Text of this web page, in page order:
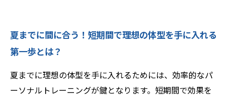
健康習慣で挫折しないコツ
成果を最大化！夏本番に向けて無理なく続ける
パーソナルトレーニング成功ストーリー
科学的根拠に基づく短期間健康法とは？パーソ
夏までに間に合う！短期間で理想の体型を手に入れる
第一歩とは？
夏までに理想の体型を手に入れるためには、効率的なパ
ーソナルトレーニングが鍵となります。短期間で効果を